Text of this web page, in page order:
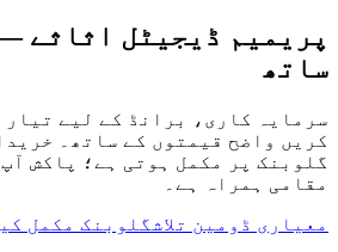
پریمیم ڈیجیٹل اثاثے
ساتھ
سرمایہ کاری، برانڈ کے لیے
کریں واضح قیمتوں کے ساتھ۔
گلوبنک پر مکمل ہوتی ہے؛ پاکش
مقامی ہمراہ ہے۔
معیاری ڈومین تلاش گلوبنک مکمل